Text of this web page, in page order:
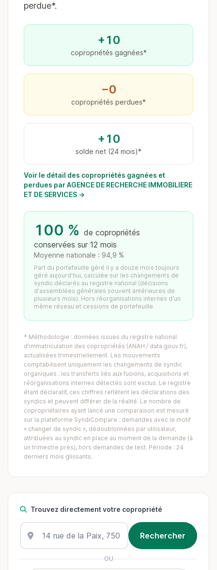
perdue*.
+10
copropriétés gagnées*
−0
copropriétés perdues*
+10
solde net (24 mois)*
Voir le détail des copropriétés gagnées et
perdues par AGENCE DE RECHERCHE IMMOBILIERE
ET DE SERVICES →
100 % de copropriétés
conservées sur 12 mois
Moyenne nationale : 94,9 %
Part du portefeuille géré il y a douze mois toujours
géré aujourd'hui, calculée sur les changements de
syndic déclarés au registre national (décisions
d'assemblées générales souvent antérieures de
plusieurs mois). Hors réorganisations internes d'un
même réseau et cessions de portefeuille.
* Méthodologie : données issues du registre national
d'immatriculation des copropriétés (ANAH / data.gouv.fr),
actualisées trimestriellement. Les mouvements
comptabilisent uniquement les changements de syndic
organiques : les transferts liés aux fusions, acquisitions et
réorganisations internes détectés sont exclus. Le registre
étant déclaratif, ces chiffres reflètent les déclarations des
syndics et peuvent différer de la réalité. Le nombre de
copropriétaires ayant lancé une comparaison est mesuré
sur la plateforme SyndiCompare : demandes avec le motif
« changer de syndic », dédoublonnées par utilisateur,
attribuées au syndic en place au moment de la demande (à
un trimestre près), hors demandes de test. Période : 24
derniers mois glissants.
Trouvez directement votre copropriété
OU